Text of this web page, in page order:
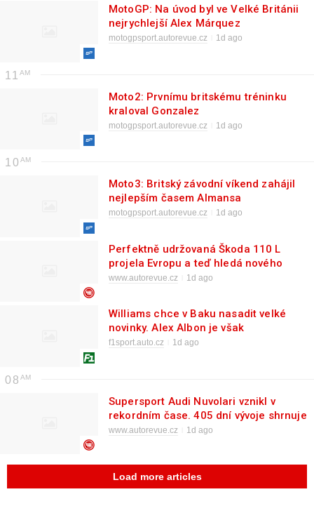
MotoGP: Na úvod byl ve Velké Británii
nejrychlejší Alex Márquez
motogpsport.autorevue.cz 1d ago
11
Moto2: Prvnímu britskému tréninku
kraloval Gonzalez
motogpsport.autorevue.cz 1d ago
10
Moto3: Britský závodní víkend zahájil
nejlepším časem Almansa
motogpsport.autorevue.cz 1d ago
Perfektně udržovaná Škoda 110 L
projela Evropu a teď hledá nového
dobrodruha. Nezruinuje vás
www.autorevue.cz 1d ago
Williams chce v Baku nasadit velké
novinky. Alex Albon je však
skeptický
f1sport.auto.cz 1d ago
08
Supersport Audi Nuvolari vznikl v
rekordním čase. 405 dní vývoje shrnuje
krátký dokument
www.autorevue.cz 1d ago
Load more articles